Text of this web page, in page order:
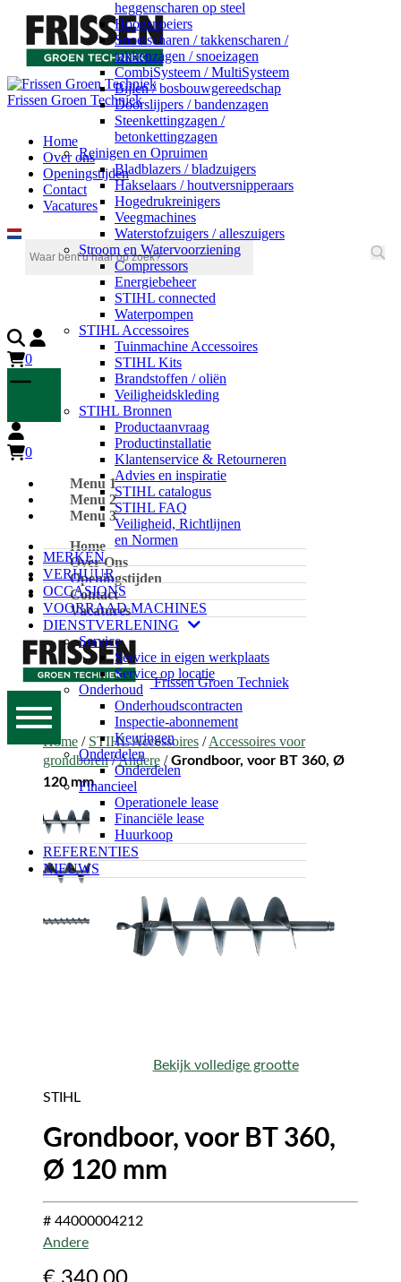
Frissen Groen Techniek
Home
Over ons
Openingstijden
Contact
Vacatures
heggenscharen op steel
Hoogsnoeiers
Snoeischaren / takkenscharen /
takkenzagen / snoeizagen
CombiSysteem / MultiSysteem
Bijlen / bosbouwgereedschap
Doorslijpers / bandenzagen
Steenkettingzagen /
betonkettingzagen
Reinigen en Opruimen
Bladblazers / bladzuigers
Hakselaars / houtversnipperaars
Hogedrukreinigers
Veegmachines
Waterstofzuigers / alleszuigers
Stroom en Watervoorziening
Compressors
Energiebeheer
STIHL connected
Waterpompen
STIHL Accessoires
Tuinmachine Accessoires
STIHL Kits
Brandstoffen / oliën
Veiligheidskleding
STIHL Bronnen
Productaanvraag
Productinstallatie
Klantenservice & Retourneren
Advies en inspiratie
STIHL catalogus
STIHL FAQ
Veiligheid, Richtlijnen
en Normen
MERKEN
VERHUUR
OCCASIONS
VOORRAAD MACHINES
DIENSTVERLENING
Service
Service in eigen werkplaats
Service op locatie
Onderhoud
Onderhoudscontracten
Inspectie-abonnement
Keuringen
Onderdelen
Onderdelen
Financieel
Operationele lease
Financiële lease
Huurkoop
REFERENTIES
NIEUWS
0
0
Menu 1
Menu 2
Menu 3
Home
Over Ons
Openingstijden
Contact
Vacatures
Frissen Groen Techniek
Home / STIHL Accessoires /Accessoires voor
grondboren/Andere /Grondboor, voor BT 360, Ø
120 mm
Bekijk volledige grootte
STIHL
Grondboor, voor BT 360,
Ø 120 mm
# 44000004212
Andere